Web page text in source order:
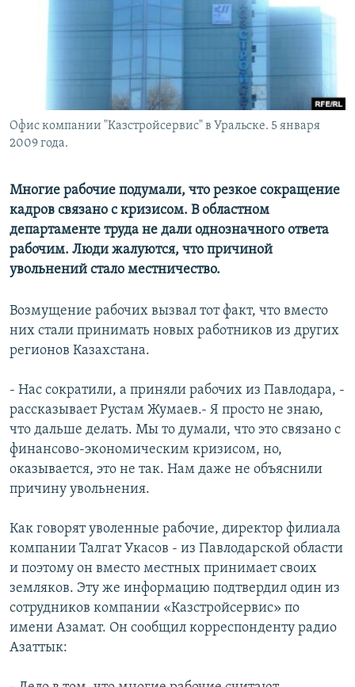
Офис компании "Казстройсервис" в Уральске. 5 января
2009 года.
Многие рабочие подумали, что резкое сокращение
кадров связано с кризисом. В областном
департаменте труда не дали однозначного ответа
рабочим. Люди жалуются, что причиной
увольнений стало местничество.
Возмущение рабочих вызвал тот факт, что вместо
них стали принимать новых работников из других
регионов Казахстана.
- Нас сократили, а приняли рабочих из Павлодара, -
рассказывает Рустам Жумаев.- Я просто не знаю,
что дальше делать. Мы то думали, что это связано с
финансово-экономическим кризисом, но,
оказывается, это не так. Нам даже не объяснили
причину увольнения.
Как говорят уволенные рабочие, директор филиала
компании Талгат Укасов - из Павлодарской области
и поэтому он вместо местных принимает своих
земляков. Эту же информацию подтвердил один из
сотрудников компании «Казстройсервис» по
имени Азамат. Он сообщил корреспонденту радио
Азаттык: